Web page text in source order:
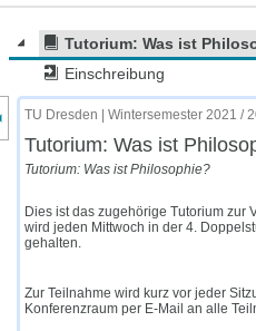
Tutorium: Was ist
Einschreibung
des Kursmenüs
TU Dresden | Wintersemester 2021 /
Tutorium: Was ist
Tutorium: Was ist Philosophie?
Dies ist das zugehörige Tutorium zur
wird jeden Mittwoch in der 4.
gehalten.
Zur Teilnahme wird kurz vor jeder
Konferenzraum per E-Mail an alle